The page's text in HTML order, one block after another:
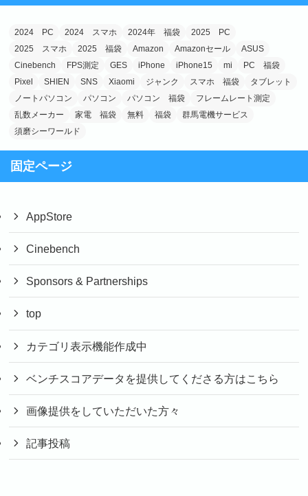
2024 PC 2024 スマホ 2024年 福袋
2025 PC
2025 スマホ
2025 福袋 Amazon Amazonセール
ASUS
Cinebench
FPS測定 GES iPhone iPhone15 mi
PC 福袋
Pixel
SHIEN SNS Xiaomi ジャンク スマホ 福袋
タブレット
ノートパソコン
パソコン パソコン 福袋
フレームレート測定
乱数メーカー
家電 福袋 無料 福袋
群馬電機サービス
須磨シーワールド
固定ページ
AppStore
Cinebench
Sponsors & Partnerships
top
カテゴリ表示機能作成中
ベンチスコアデータを提供してくださる方はこちら
画像提供をしていただいた方々
記事投稿